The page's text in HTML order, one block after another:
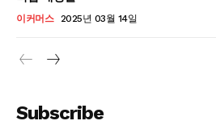
GB leader
이커머스 2025년 03월 14일
Subscribe